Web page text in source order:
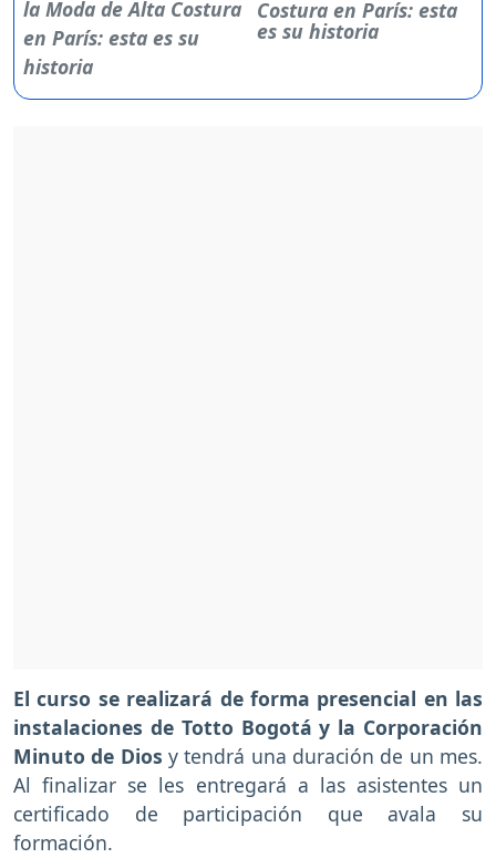
Costura en París: esta
es su historia
El curso se realizará de forma presencial en las
instalaciones de Totto Bogotá y la Corporación
Minuto de Dios y tendrá una duración de un mes.
Al finalizar se les entregará a las asistentes un
certificado de participación que avala su
formación.